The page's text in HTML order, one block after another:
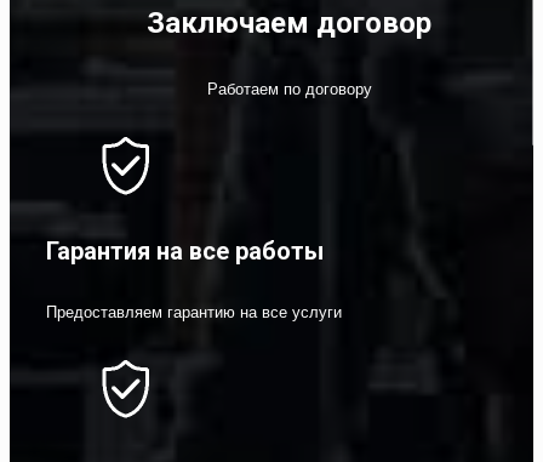
Заключаем договор
Работаем по договору
Гарантия на все работы
Предоставляем гарантию на все услуги